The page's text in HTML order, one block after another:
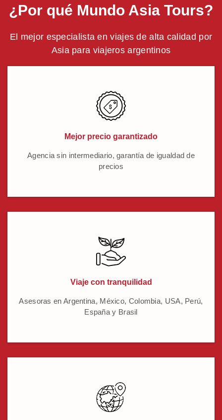
¿Por qué Mundo Asia Tours?
El mejor especialista en viajes de alta calidad por
Asia para viajeros argentinos
Mejor precio garantizado
Agencia sin intermediario, garantía de igualdad de
precios
Viaje con tranquilidad
Asesoras en Argentina, México, Colombia, USA, Perú,
España y Brasil